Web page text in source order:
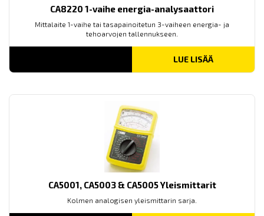
CA8220 1-vaihe energia-analysaattori
Mittalaite 1-vaihe tai tasapainoitetun 3-vaiheen energia- ja
tehoarvojen tallennukseen.
LUE LISÄÄ
CA5001, CA5003 & CA5005 Yleismittarit
Kolmen analogisen yleismittarin sarja.